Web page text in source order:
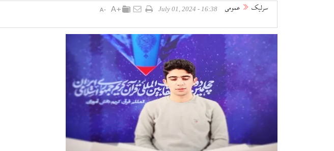
سرلیک عمومی 16:38 - July 01, 2024